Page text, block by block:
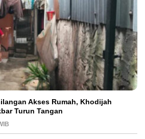
Akses Rumah, Khodijah
Turun Tangan